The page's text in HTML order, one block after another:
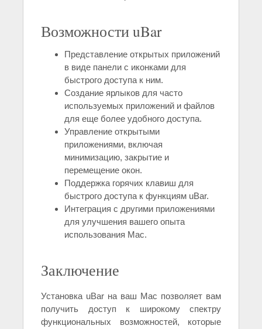
Возможности uBar
Представление открытых приложений
в виде панели с иконками для
быстрого доступа к ним.
Создание ярлыков для часто
используемых приложений и файлов
для еще более удобного доступа.
Управление открытыми
приложениями, включая
минимизацию, закрытие и
перемещение окон.
Поддержка горячих клавиш для
быстрого доступа к функциям uBar.
Интеграция с другими приложениями
для улучшения вашего опыта
использования Mac.
Заключение
Установка uBar на ваш Mac позволяет вам
получить доступ к широкому спектру
функциональных возможностей, которые